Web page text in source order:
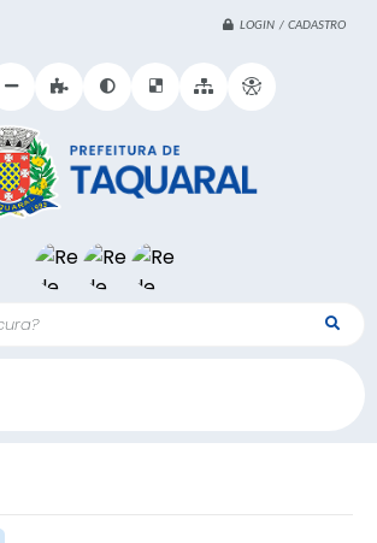
LOGIN / CADASTRO